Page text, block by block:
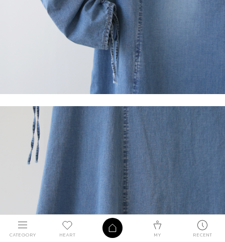
CATEGORY HEART MY RECENT